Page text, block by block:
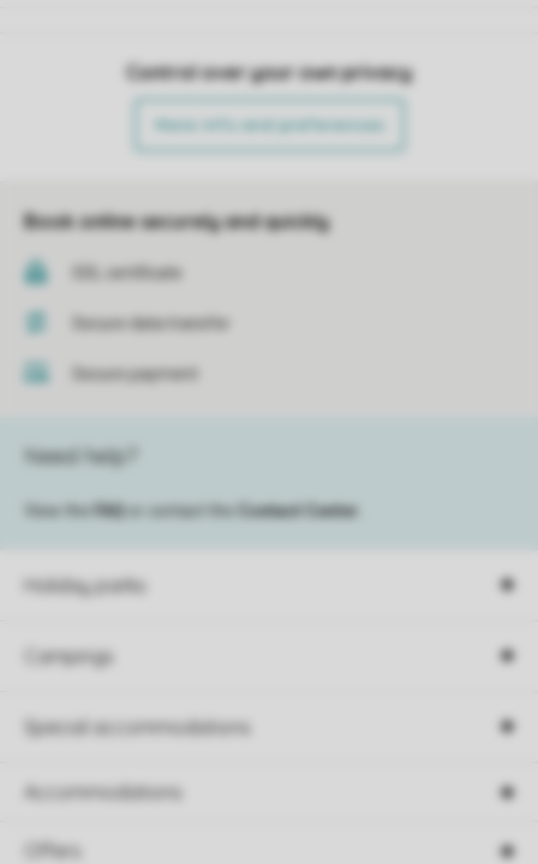
Control over your own privacy
More info and preferences
Book online securely and quickly
SSL certificate
Secure data transfer
Secure payment
Holiday parks
Campings
Special accommodations
Accommodations
Offers
Need help?
View the FAQ or contact the Contact Center